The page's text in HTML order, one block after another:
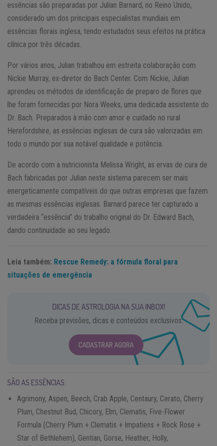
essências são preparadas por Julian Barnard, no Reino Unido,
considerado um dos principais especialistas mundiais em
essências florais inglesa, tendo estudados seus efeitos na prática
clínica por três décadas.
Por vários anos, Julian trabalhou em estreita colaboração com
Nickie Murray, ex-diretor do Bach Center. Com Nickie, Julian
aprendeu os métodos de identificação de preparo de flores que
lhe foram fornecidas por Nora Weeks, uma dedicada assistente do
Dr. Bach. Preparados à mão com amor e cuidado no rural
Herefordshire, as essências inglesas de cura são valorizadas em
todo o mundo por sua notável qualidade e potência.
De acordo com a nutricionista Melissa Wright, as ervas de cura de
Bach fabricadas por Julian neste sistema parecem ser mais
energeticamente compatíveis do que outras empresas que fazem
as mesmas essências inglesas. Barnard parece ter capturado a
verdadeira “essência” do trabalho original do Dr. Edward Bach,
dando continuidade ao seu legado.
Leia também: Rescue Remedy: a fórmula floral para
situações de emergência
DICAS DE ASTROLOGIA NA SUA INBOX!
Receba previsões, dicas e conteúdos exclusivos.
CADASTRAR AGORA
SÃO AS ESSÊNCIAS:
Agrimony, Aspen, Beech, Crab Apple, Centaury, Cerato, Cherry
Plum, Chestnut Bud, Chicory, Elm, Clematis, Five-Flower
Formula (Cherry Plum + Clematis + Impatiens + Rock Rose +
Star of Bethlehem), Gentian, Gorse, Heather, Holly,